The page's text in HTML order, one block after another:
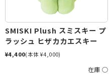
SMISKI Plush スミスキー プ
ラッシュ ヒザカカエスキー
¥4,400(本体 ¥4,000)
在庫 ○